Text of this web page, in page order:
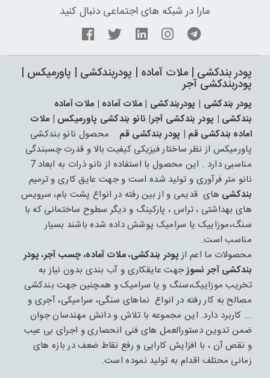
مارا در شبکه های اجتماعی دنبال کنید
پودر بندکشی | ملات آماده | پودربندکشی | پاورمیکس |
پودربندکشی آجر
پودر بندکشی | پودربندکشی | ملات آماده | ملات آماده
بندکشی | پودر بندکشی آجر| نانو بندکشی پاورمیکس | ملات
اماده بندکشی قم | پودر بندکشی قم
محصول نانو بندکشی
پاورمیکس از نظر ساختار فیزیکی کیفیت بالا و قدرت چسبندگی
مناسبی دارد . این محصول با استفاده از نانو ذرات به ابعاد 7
نانو متر فرآوری و تولید شده است و جهت عایق کاری و ترمیم
بندکشی های قدیمی و از بین رفته در انواع پشت بام، سرویس
های بهداشتی ، تراس ، پارکینگ و دیگر سطوح ساختمانی که با
سنگ،موزاییک یا سرامیک پوشش داده شده باشند بسیار
مناسب است.
محصولات ما اعم ازپودر بندکشی، ملات آماده، چسب آجر، پودر
بندکشی آجر نسوزجهت عایقکاری و آب بندی بدون نیاز به
تخریب موزاییک،سنگ و یا سرامیک و همچنین جهت بندکشی
مصالح به کار رفته در انواع نماهای سنگی، سرامیکی، آجری و
... کاربرد دارد. این مجموعه با تلاش و دانش مهندسان جوان
ضمن تدوین دستورالعمل های فنی انحصاری و اجرای بی عیب
و نقص آن ، با افزایش کارایی و رفع نقاط ضعف در بازه های
زمانی محتلف اقدام به تولید نموده است.